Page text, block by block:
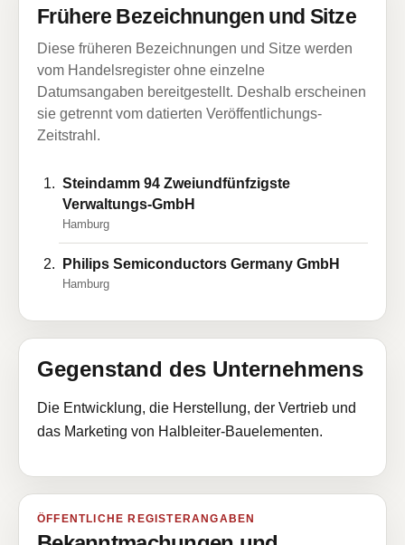
Frühere Bezeichnungen und Sitze
Diese früheren Bezeichnungen und Sitze werden
vom Handelsregister ohne einzelne
Datumsangaben bereitgestellt. Deshalb erscheinen
sie getrennt vom datierten Veröffentlichungs-
Zeitstrahl.
Steindamm 94 Zweiundfünfzigste
Verwaltungs-GmbH
Hamburg
Philips Semiconductors Germany GmbH
Hamburg
Gegenstand des Unternehmens
Die Entwicklung, die Herstellung, der Vertrieb und
das Marketing von Halbleiter-Bauelementen.
ÖFFENTLICHE REGISTERANGABEN